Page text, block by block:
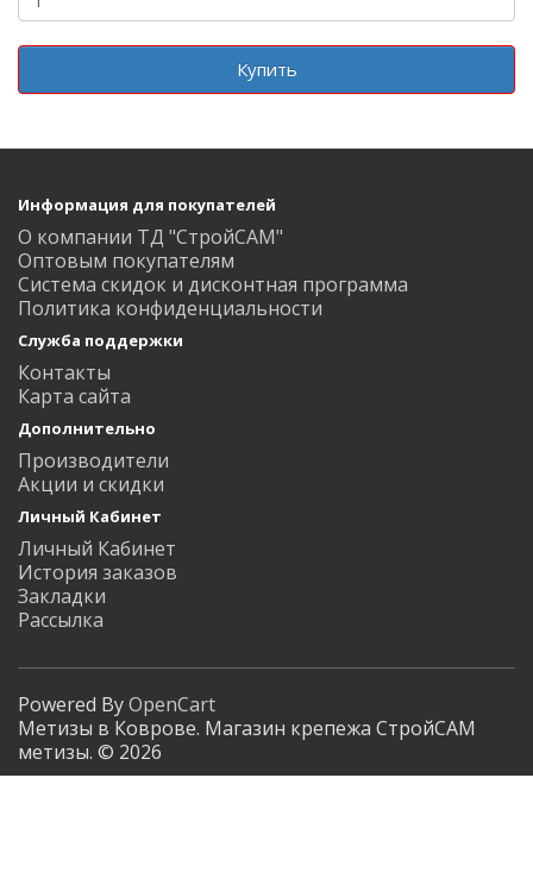
Купить
Информация для покупателей
О компании ТД "СтройСАМ"
Оптовым покупателям
Система скидок и дисконтная программа
Политика конфиденциальности
Служба поддержки
Контакты
Карта сайта
Дополнительно
Производители
Акции и скидки
Личный Кабинет
Личный Кабинет
История заказов
Закладки
Рассылка
Powered ByOpenCart
Метизы в Коврове. Магазин крепежа СтройСАМ
метизы. © 2026